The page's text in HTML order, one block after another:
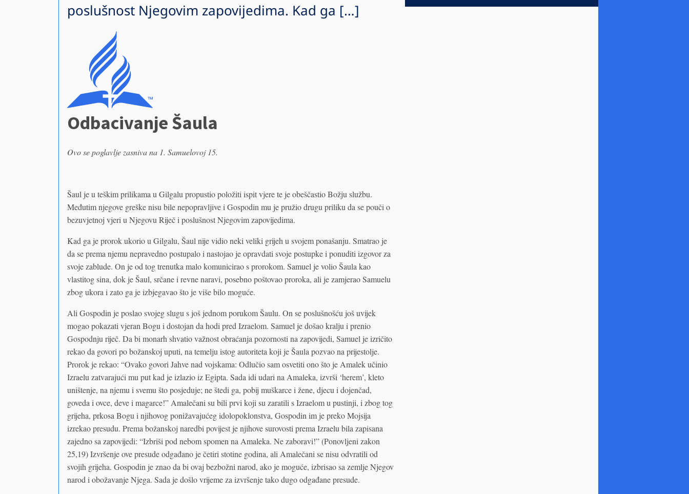
poslušnost Njegovim zapovijedima. Kad ga […]
Odbacivanje Šaula
Ovo se poglavlje zasniva na 1. Samuelovoj 15.
Šaul je u teškim prilikama u Gilgalu propustio položiti ispit vjere te je obeščastio Božju službu.
Međutim njegove greške nisu bile nepopravljive i Gospodin mu je pružio drugu priliku da se pouči o
bezuvjetnoj vjeri u Njegovu Riječ i poslušnost Njegovim zapovijedima.
Kad ga je prorok ukorio u Gilgalu, Šaul nije vidio neki veliki grijeh u svojem ponašanju. Smatrao je
da se prema njemu nepravedno postupalo i nastojao je opravdati svoje postupke i ponuditi izgovor za
svoje zablude. On je od tog trenutka malo komunicirao s prorokom. Samuel je volio Šaula kao
vlastitog sina, dok je Šaul, srčane i revne naravi, posebno poštovao proroka, ali je zamjerao Samuelu
zbog ukora i zato ga je izbjegavao što je više bilo moguće.
Ali Gospodin je poslao svojeg slugu s još jednom porukom Šaulu. On se poslušnošću još uvijek
mogao pokazati vjeran Bogu i dostojan da hodi pred Izraelom. Samuel je došao kralju i prenio
Gospodnju riječ. Da bi monarh shvatio važnost obraćanja pozornosti na zapovijedi, Samuel je izričito
rekao da govori po božanskoj uputi, na temelju istog autoriteta koji je Šaula pozvao na prijestolje.
Prorok je rekao: “Ovako govori Jahve nad vojskama: Odlučio sam osvetiti ono što je Amalek učinio
Izraelu zatvarajući mu put kad je izlazio iz Egipta. Sada idi udari na Amaleka, izvrši ‘herem’, kleto
uništenje, na njemu i svemu što posjeduje; ne štedi ga, pobij muškarce i žene, djecu i dojenčad,
goveda i ovce, deve i magarce!” Amalečani su bili prvi koji su zaratili s Izraelom u pustinji, i zbog tog
grijeha, prkosa Bogu i njihovog ponižavajućeg idolopoklonstva, Gospodin im je preko Mojsija
izrekao presudu. Prema božanskoj naredbi povijest je njihove surovosti prema Izraelu bila zapisana
zajedno sa zapovijedi: “Izbriši pod nebom spomen na Amaleka. Ne zaboravi!” (Ponovljeni zakon
25,19) Izvršenje ove presude odgađano je četiri stotine godina, ali Amalečani se nisu odvratili od
svojih grijeha. Gospodin je znao da bi ovaj bezbožni narod, ako je moguće, izbrisao sa zemlje Njegov
narod i obožavanje Njega. Sada je došlo vrijeme za izvršenje tako dugo odgađane presude.